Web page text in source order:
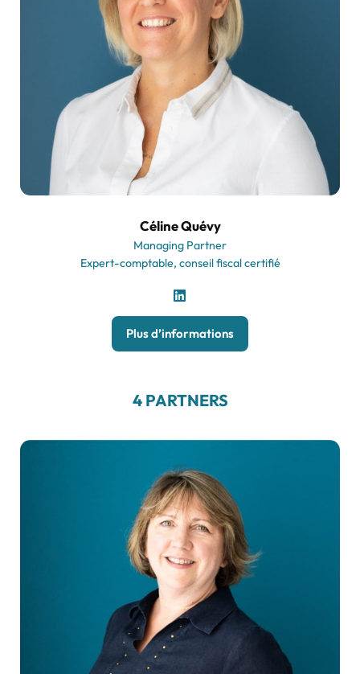
Céline Quévy
Managing Partner
Expert-comptable, conseil fiscal certifié
Plus d’informations
4 PARTNERS